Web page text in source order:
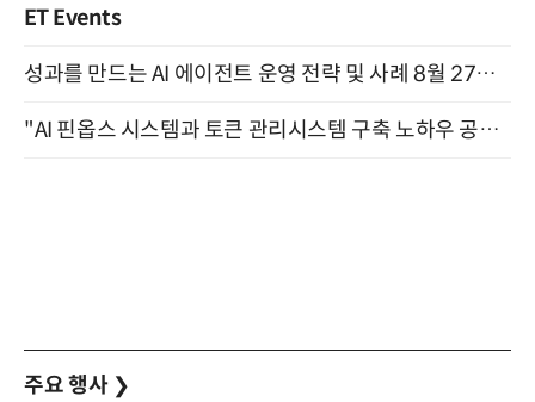
ET Events
성과를 만드는 AI 에이전트 운영 전략 및 사례 8월 27일 개최
"AI 핀옵스 시스템과 토큰 관리시스템 구축 노하우 공개" 잠실 한국광고문화회관 2층 대회의실 (8/21)
주요 행사 ❯